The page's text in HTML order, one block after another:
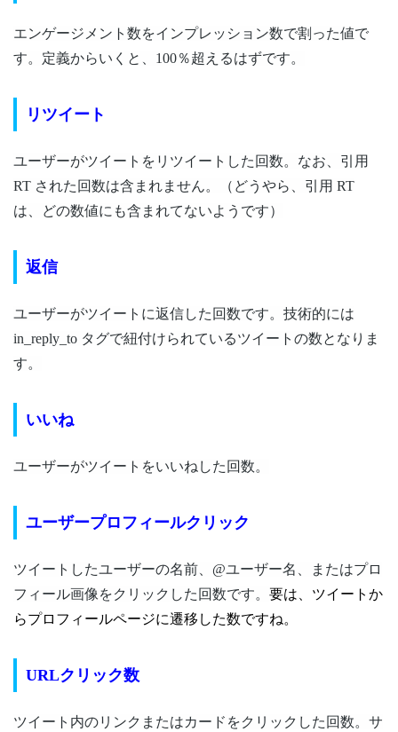
エンゲージメント数をインプレッション数で割った値で
す。 定義からいくと、100％超えるはずです。
リツイート
ユーザーがツイートをリツイートした回数。 なお、引用
RT された回数は含まれません。
（どうやら、引用 RT
は、どの数値にも含まれてないようです）
返信
ユーザーがツイートに返信した回数です。 技術的には
in_reply_to タグで紐付けられているツイートの数となりま
す。
いいね
ユーザーがツイートをいいねした回数。
ユーザープロフィールクリック
ツイートしたユーザーの名前、@ユーザー名、またはプロ
フィール画像をクリックした回数です。 要は、ツイートか
らプロフィールページに遷移した数ですね。
URLクリック数
ツイート内のリンクまたはカードをクリックした回数。サ